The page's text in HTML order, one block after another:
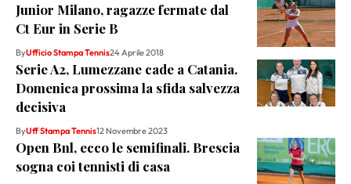
Junior Milano, ragazze fermate dal
Ct Eur in Serie B
ByUfficio Stampa Tennis24 Aprile 2018
Serie A2, Lumezzane cade a Catania.
Domenica prossima la sfida salvezza
decisiva
ByUff Stampa Tennis12 Novembre 2023
Open Bnl, ecco le semifinali. Brescia
sogna coi tennisti di casa